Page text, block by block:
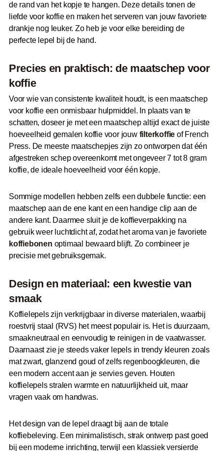
de rand van het kopje te hangen. Deze details tonen de
liefde voor koffie en maken het serveren van jouw favoriete
drankje nog leuker. Zo heb je voor elke bereiding de
perfecte lepel bij de hand.
Precies en praktisch: de maatschep voor
koffie
Voor wie van consistente kwaliteit houdt, is een maatschep
voor koffie een onmisbaar hulpmiddel. In plaats van te
schatten, doseer je met een maatschep altijd exact de juiste
hoeveelheid gemalen koffie voor jouw filterkoffie of French
Press. De meeste maatschepjes zijn zo ontworpen dat één
afgestreken schep overeenkomt met ongeveer 7 tot 8 gram
koffie, de ideale hoeveelheid voor één kopje.
Sommige modellen hebben zelfs een dubbele functie: een
maatschep aan de ene kant en een handige clip aan de
andere kant. Daarmee sluit je de koffieverpakking na
gebruik weer luchtdicht af, zodat het aroma van je favoriete
koffiebonen optimaal bewaard blijft. Zo combineer je
precisie met gebruiksgemak.
Design en materiaal: een kwestie van
smaak
Koffielepels zijn verkrijgbaar in diverse materialen, waarbij
roestvrij staal (RVS) het meest populair is. Het is duurzaam,
smaakneutraal en eenvoudig te reinigen in de vaatwasser.
Daarnaast zie je steeds vaker lepels in trendy kleuren zoals
mat zwart, glanzend goud of zelfs regenboogkleuren, die
een modern accent aan je servies geven. Houten
koffielepels stralen warmte en natuurlijkheid uit, maar
vragen vaak om handwas.
Het design van de lepel draagt bij aan de totale
koffiebeleving. Een minimalistisch, strak ontwerp past goed
bij een moderne inrichting, terwijl een klassiek versierde